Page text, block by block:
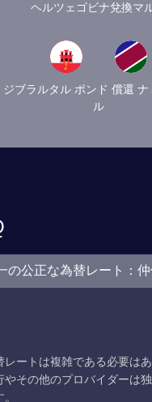
ヘルツェゴビナ兌換マ
ジブラルタル ポンド 償還 ナ
ル
の公正な為替レート：仲
レートは複雑である必要は
やその他のプロバイダーは